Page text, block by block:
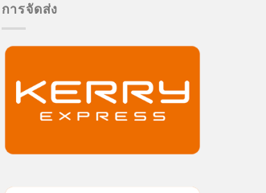
การจัดส่ง